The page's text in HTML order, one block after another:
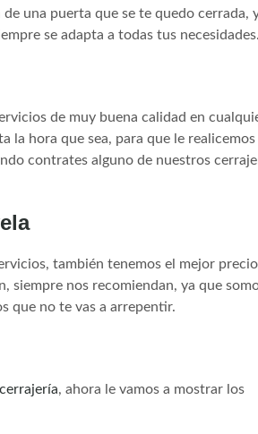
una puerta que se te quedo cerrada,
se adapta a todas tus necesidades.
de muy buena calidad en
la hora que sea, para que le realicemos
contrates alguno de nuestros
también tenemos el mejor precio
siempre nos recomiendan, ya que
que no te vas a arrepentir.
, ahora le vamos a mostrar los